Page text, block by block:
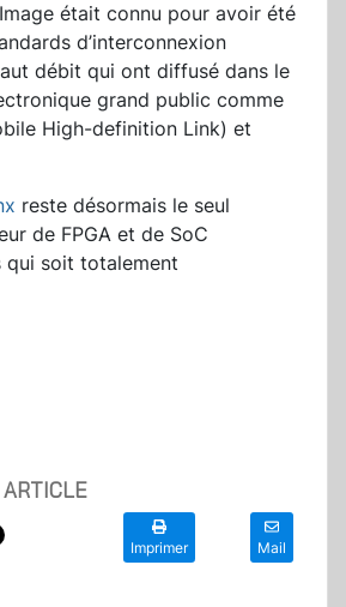
était connu pour avoir été
d’interconnexion
débit qui ont diffusé dans le
grand public comme
High-definition Link) et
reste désormais le seul
de FPGA et de SoC
qui soit totalement
ARTICLE
Imprimer Mail